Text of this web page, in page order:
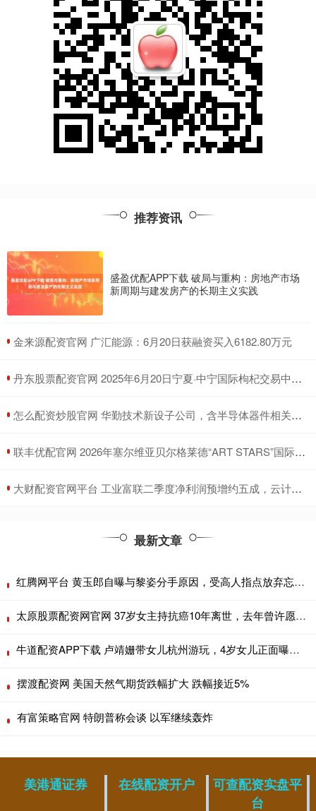
推荐资讯
盛盈优配APP下载 破局与重构：房地产市场
新周期与建发房产的长期主义实践
​金来源配资官网 广汇能源：6月20日获融资买入6182.80万元
​丹东股票配资官网 2025年6月20日宁夏·中宁国际枸杞交易中心价格行情
​怎么配资炒股官网 华勤技术新设子公司，含半导体器件相关业务
​联丰优配官网 2026年塞尔维亚贝尔格莱德“ART STARS”国际大赛
​大财配资官网平台 工业富联二季度净利润预增约五成，云计算业务高速增长
最新文章
红腾网平台 黄玉郎自曝与黎姿分手原因，受高人指点放弃忘年恋，曾在一起三年
太原股票配资网官网 37岁女主持抗癌10年离世，去年曾许愿再活5年，讣告看哭网友
牛道配资APP下载 卢靖姗带女儿杭州游玩，4岁女儿正面曝光，五官立体精致很像韩庚
摆渡配资网 美国天然气期货跌幅扩大 跌幅接近5%
有富策略官网 特朗普称会谈 以军继续轰炸
美港通证券 在线配资开户
可查配资实盘平
台